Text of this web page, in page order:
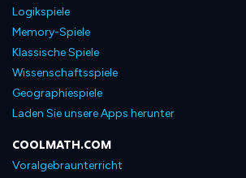
Logikspiele
Memory-Spiele
Klassische Spiele
Wissenschaftsspiele
Geographiespiele
Laden Sie unsere Apps herunter
COOLMATH.COM
Voralgebraunterricht